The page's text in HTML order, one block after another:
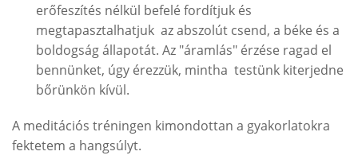
erőfeszítés nélkül befelé fordítjuk és
megtapasztalhatjuk az abszolút csend, a béke és a
boldogság állapotát. Az "áramlás" érzése ragad el
bennünket, úgy érezzük, mintha testünk kiterjedne
bőrünkön kívül.
A meditációs tréningen kimondottan a gyakorlatokra
fektetem a hangsúlyt.